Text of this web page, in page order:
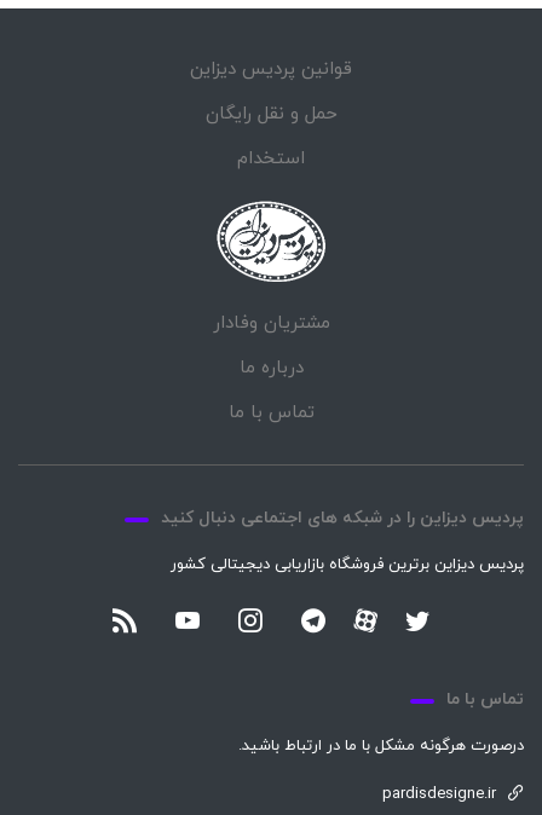
قوانین پردیس دیزاین
حمل و نقل رایگان
استخدام
مشتریان وفادار
درباره ما
تماس با ما
پردیس دیزاین را در شبکه های اجتماعی دنبال کنید
پردیس دیزاین برترین فروشگاه بازاریابی دیجیتالی کشور
تماس با ما
درصورت هرگونه مشکل با ما در ارتباط باشید.
pardisdesigne.ir